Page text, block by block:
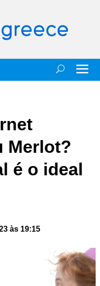
Merlot?
é o ideal
às 19:15